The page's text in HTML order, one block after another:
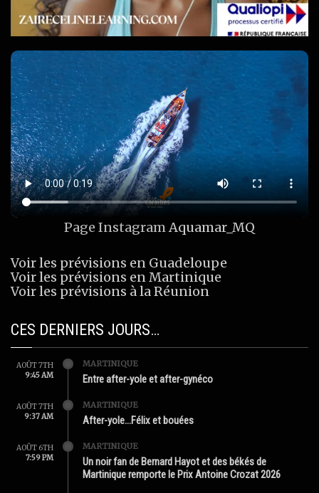
Page InstagramAquamar_MQ
Voir les prévisions en Guadeloupe
Voir les prévisions en Martinique
Voir les prévisions à la Réunion
CES DERNIERS JOURS…
AOÛT 7TH
9:45 AM
MARTINIQUE
Entre after-yole et after-gynéco
AOÛT 7TH
9:37 AM
MARTINIQUE
After-yole…Félix et bouées
AOÛT 6TH
7:59 PM
MARTINIQUE
Un noir fan de Bernard Hayot et des békés de
Martinique remporte le Prix Antoine Crozat 2026